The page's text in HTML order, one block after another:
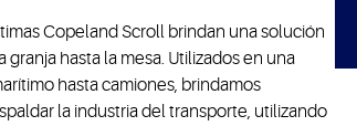
Copeland Scroll brindan una solución
hasta la mesa. Utilizados en una
hasta camiones, brindamos
la industria del transporte, utilizando